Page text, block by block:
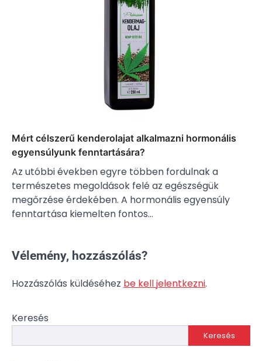
Mért célszerű kenderolajat alkalmazni hormonális
egyensúlyunk fenntartására?
Az utóbbi években egyre többen fordulnak a
természetes megoldások felé az egészségük
megőrzése érdekében. A hormonális egyensúly
fenntartása kiemelten fontos…
Vélemény, hozzászólás?
Hozzászólás küldéséhez be kell jelentkezni.
Keresés
Keresés